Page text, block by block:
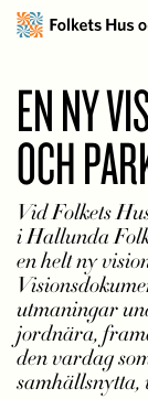
EN NY
OCH
Vid Folkets
i Hallunda
en helt ny
utmaningar
jordnära,
den vardag